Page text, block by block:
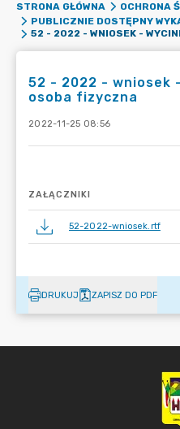
STRONA GŁÓWNA
OCHRONA
PUBLICZNIE DOSTĘPNY
52 - 2022 - wniosek
osoba fizyczna
2022-11-25 08:56
ZAŁĄCZNIKI
52-2022-wniosek.rtf
DRUKUJ ZAPISZ DO PDF